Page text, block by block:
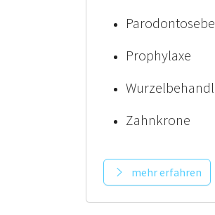
Prophylaxe
Zahnkrone
mehr erfahren